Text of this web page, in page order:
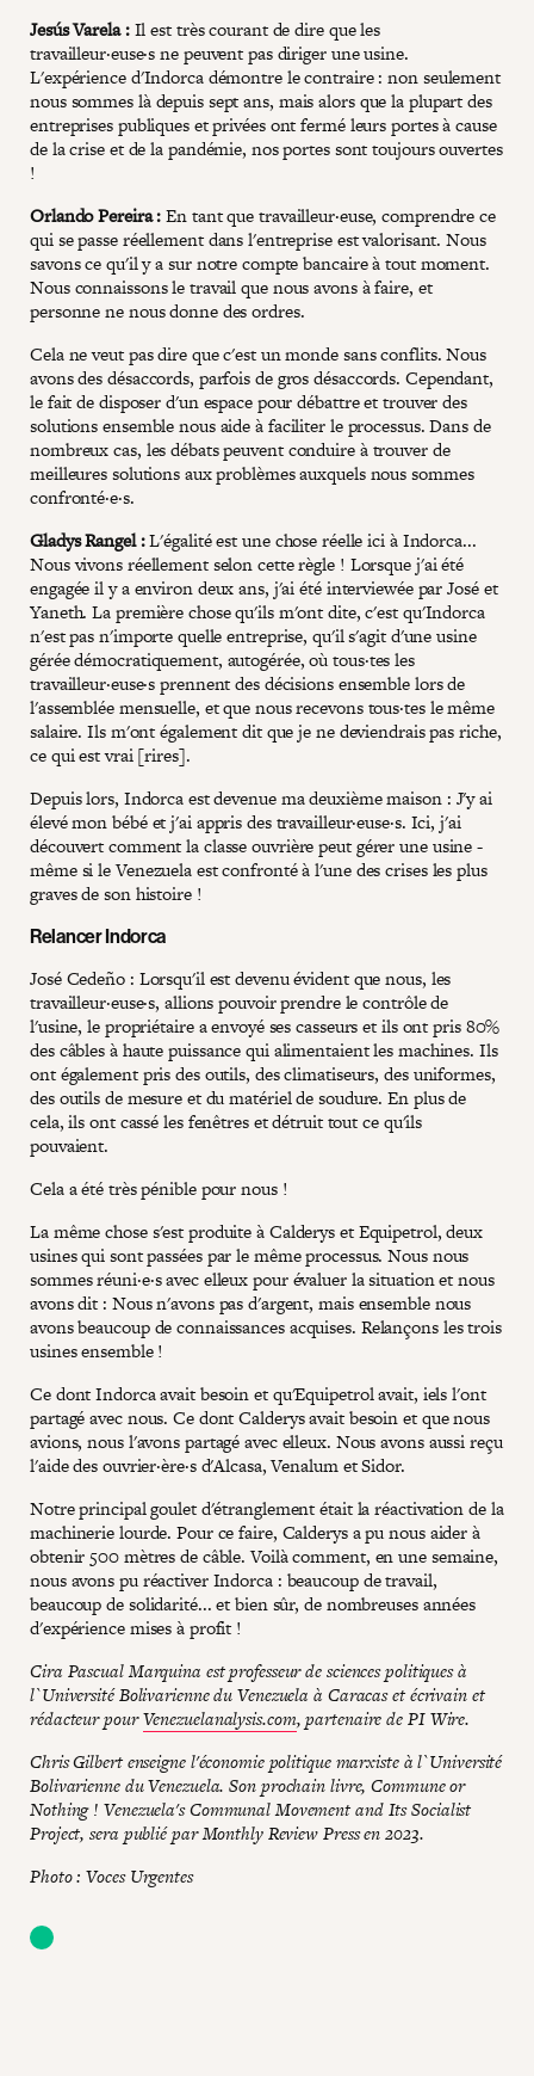
Jesús Varela :Il est très courant de dire que les
travailleur·euse·s ne peuvent pas diriger une usine.
L'expérience d'Indorca démontre le contraire : non seulement
nous sommes là depuis sept ans, mais alors que la plupart des
entreprises publiques et privées ont fermé leurs portes à cause
de la crise et de la pandémie, nos portes sont toujours ouvertes
!
Orlando Pereira :En tant que travailleur·euse, comprendre ce
qui se passe réellement dans l'entreprise est valorisant. Nous
savons ce qu'il y a sur notre compte bancaire à tout moment.
Nous connaissons le travail que nous avons à faire, et
personne ne nous donne des ordres.
Cela ne veut pas dire que c'est un monde sans conflits. Nous
avons des désaccords, parfois de gros désaccords. Cependant,
le fait de disposer d'un espace pour débattre et trouver des
solutions ensemble nous aide à faciliter le processus. Dans de
nombreux cas, les débats peuvent conduire à trouver de
meilleures solutions aux problèmes auxquels nous sommes
confronté·e·s.
Gladys Rangel :L'égalité est une chose réelle ici à Indorca...
Nous vivons réellement selon cette règle ! Lorsque j'ai été
engagée il y a environ deux ans, j'ai été interviewée par José et
Yaneth. La première chose qu'ils m'ont dite, c'est qu'Indorca
n'est pas n'importe quelle entreprise, qu'il s'agit d'une usine
gérée démocratiquement, autogérée, où tous·tes les
travailleur·euse·s prennent des décisions ensemble lors de
l'assemblée mensuelle, et que nous recevons tous·tes le même
salaire. Ils m'ont également dit que je ne deviendrais pas riche,
ce qui est vrai [rires].
Depuis lors, Indorca est devenue ma deuxième maison : J'y ai
élevé mon bébé et j'ai appris des travailleur·euse·s. Ici, j'ai
découvert comment la classe ouvrière peut gérer une usine -
même si le Venezuela est confronté à l'une des crises les plus
graves de son histoire !
Relancer Indorca
José Cedeño : Lorsqu'il est devenu évident que nous, les
travailleur·euse·s, allions pouvoir prendre le contrôle de
l'usine, le propriétaire a envoyé ses casseurs et ils ont pris 80%
des câbles à haute puissance qui alimentaient les machines. Ils
ont également pris des outils, des climatiseurs, des uniformes,
des outils de mesure et du matériel de soudure. En plus de
cela, ils ont cassé les fenêtres et détruit tout ce qu'ils
pouvaient.
Cela a été très pénible pour nous !
La même chose s'est produite à Calderys et Equipetrol, deux
usines qui sont passées par le même processus. Nous nous
sommes réuni·e·s avec elleux pour évaluer la situation et nous
avons dit : Nous n'avons pas d'argent, mais ensemble nous
avons beaucoup de connaissances acquises. Relançons les trois
usines ensemble !
Ce dont Indorca avait besoin et qu'Equipetrol avait, iels l'ont
partagé avec nous. Ce dont Calderys avait besoin et que nous
avions, nous l'avons partagé avec elleux. Nous avons aussi reçu
l'aide des ouvrier·ère·s d'Alcasa, Venalum et Sidor.
Notre principal goulet d'étranglement était la réactivation de la
machinerie lourde. Pour ce faire, Calderys a pu nous aider à
obtenir 500 mètres de câble. Voilà comment, en une semaine,
nous avons pu réactiver Indorca : beaucoup de travail,
beaucoup de solidarité... et bien sûr, de nombreuses années
d'expérience mises à profit !
Cira Pascual Marquina est professeur de sciences politiques à
l`Université Bolivarienne du Venezuela à Caracas et écrivain et
rédacteur pourVenezuelanalysis.com, partenaire de PI Wire.
Chris Gilbert enseigne l'économie politique marxiste à l`Université
Bolivarienne du Venezuela. Son prochain livre, Commune or
Nothing ! Venezuela's Communal Movement and Its Socialist
Project, sera publié par Monthly Review Press en 2023.
Photo : Voces Urgentes